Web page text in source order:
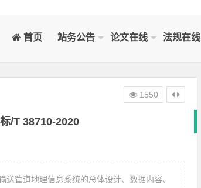
首页 站务公告 论文在线 法规在线
/T 38710-2020
管道地理信息系统的总体设计、数据内容、
1550